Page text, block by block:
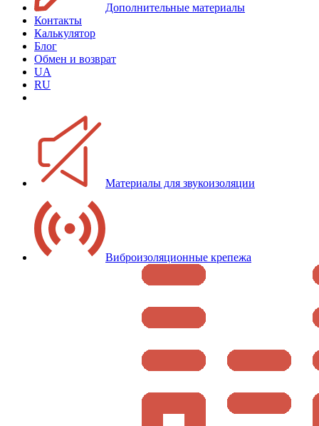
Дополнительные материалы
Контакты
Калькулятор
Блог
Обмен и возврат
UA
RU
Материалы для звукоизоляции
Виброизоляционные крепежа